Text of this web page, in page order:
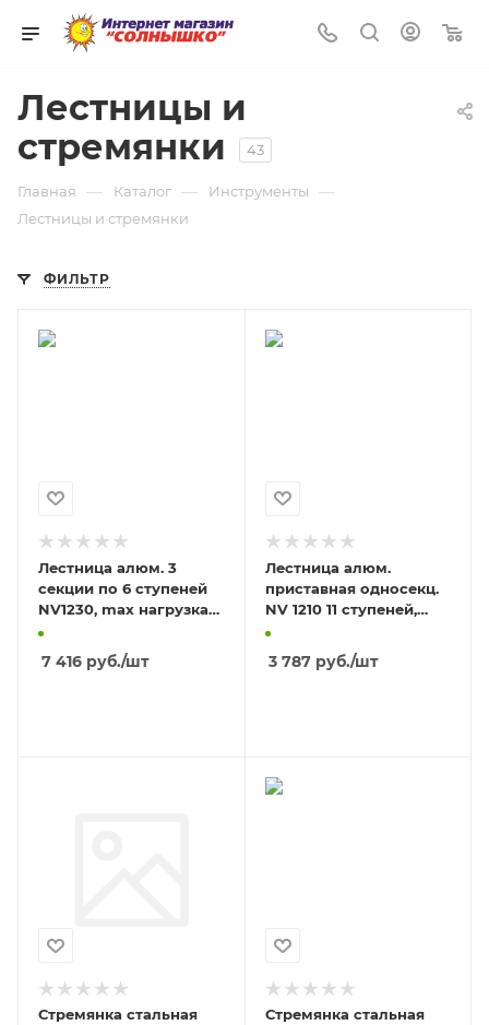
Лестницы и
стремянки
43
Главная — Каталог — Инструменты —
Лестницы и стремянки
ФИЛЬТР
Лестница алюм. 3
секции по 6 ступеней
NV1230, max нагрузка
150кг
7 416 руб./шт
Лестница алюм.
приставная односекц.
NV 1210 11 ступеней,
max нагрузка 150кг,
длина 2.89м
3 787руб./шт
Стремянка стальная
Стремянка стальная